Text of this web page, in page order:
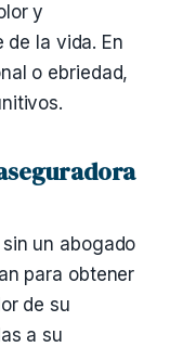
y
la vida. En
o ebriedad,
un abogado
para obtener
de su
a su